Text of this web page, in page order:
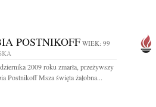
POSTNIKOFF WIEK: 99
2009 roku zmarła, przeżywszy
Postnikoff Msza święta żałobna...